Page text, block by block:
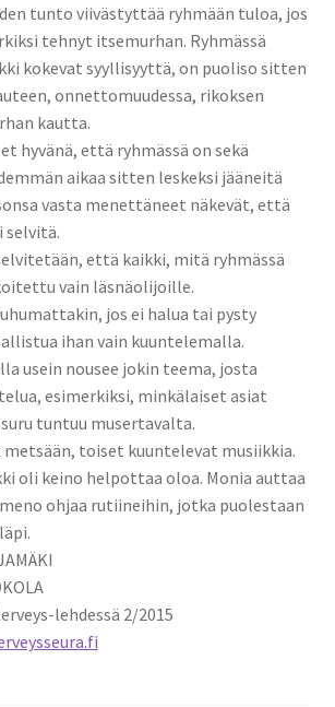
tunto viivästyttää ryhmään tuloa, jos
tehnyt itsemurhan. Ryhmässä
kokevat syyllisyyttä, on puoliso sitten
onnettomuudessa, rikoksen
kautta.
hyvänä, että ryhmässä on sekä
aikaa sitten leskeksi jääneitä
vasta menettäneet näkevät, että
selvitä.
että kaikki, mitä ryhmässä
vain läsnäolijoille.
jos ei halua tai pysty
ihan vain kuuntelemalla.
usein nousee jokin teema, josta
esimerkiksi, minkälaiset asiat
tuntuu musertavalta.
metsään, toiset kuuntelevat musiikkia.
oli keino helpottaa oloa. Monia auttaa
ohjaa rutiineihin, jotka puolestaan
lehdessä 2/2015